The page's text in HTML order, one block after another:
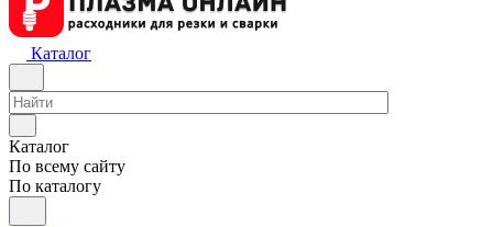
Каталог
Каталог
По всему сайту
По каталогу